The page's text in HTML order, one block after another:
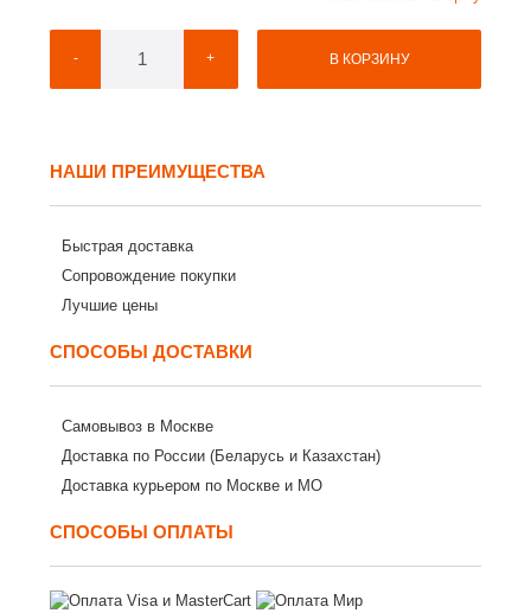
- + В КОРЗИНУ
НАШИ ПРЕИМУЩЕСТВА
Быстрая доставка
Сопровождение покупки
Лучшие цены
СПОСОБЫ ДОСТАВКИ
Самовывоз в Москве
Доставка по России (Беларусь и Казахстан)
Доставка курьером по Москве и МО
СПОСОБЫ ОПЛАТЫ